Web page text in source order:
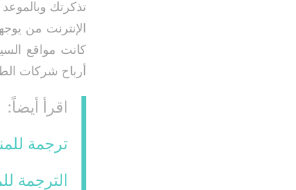
تذكرتك
الإنترنت من
كانت مواقع
أرباح شركات
اقرأ أيضاً:
ترجمة
الترجمة